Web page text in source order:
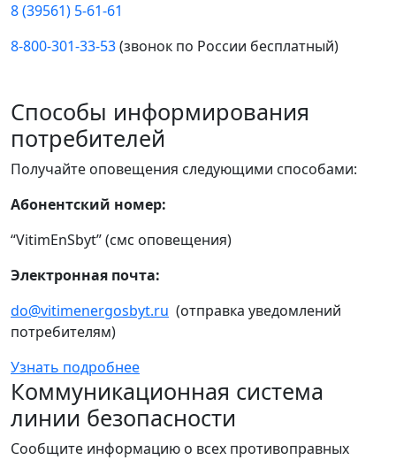
8 (39561) 5-61-61
8-800-301-33-53(звонок по России бесплатный)
Способы информирования
потребителей
Получайте оповещения следующими способами:
Абонентский номер:
“VitimEnSbyt” (смс оповещения)
Электронная почта:
do@vitimenergosbyt.ru (отправка уведомлений
потребителям)
Узнать подробнее
Коммуникационная система
линии безопасности
Сообщите информацию о всех противоправных